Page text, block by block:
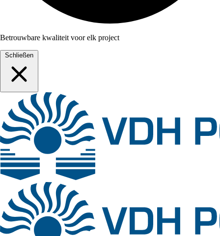
Betrouwbare kwaliteit voor elk project
Schließen